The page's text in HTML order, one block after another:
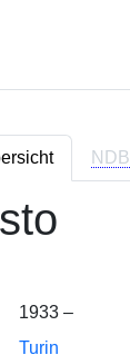
NDB
1933 –
Turin